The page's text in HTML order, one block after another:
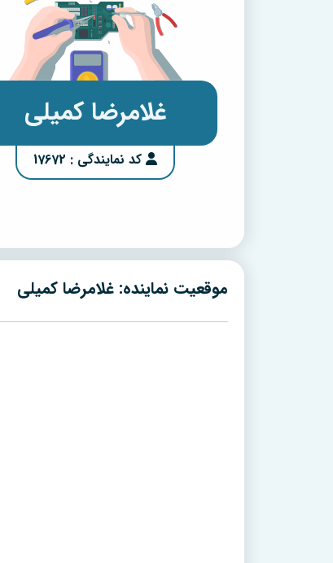
غلامرضا کمیلی
کد نمایندگی : 17672
موقعیت نماینده: غلامرضا کمیلی